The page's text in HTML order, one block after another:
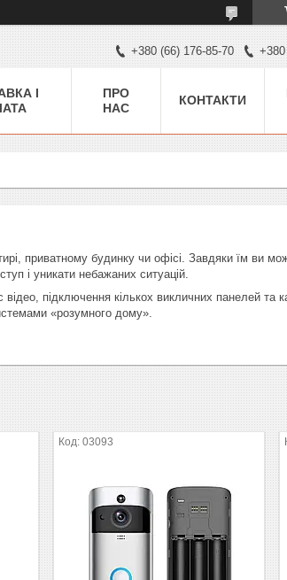
+380 (66) 176-85-70
І
ПРО
НАС
КОНТАКТИ
приватному будинку чи офісі. Завдяки їм ви
і уникати небажаних ситуацій.
підключення кількох викличних панелей
«розумного дому».
03093